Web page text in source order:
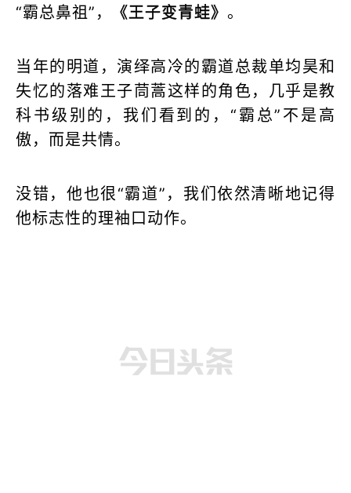
“霸总鼻祖”， 《王子变青蛙》 。
当年的明道，演绎高冷的霸道总裁单均昊和
失忆的落难王子茼蒿这样的角色，几乎是教
科书级别的，我们看到的，“霸总”不是高
傲，而是共情。
没错，他也很“霸道”，我们依然清晰地记得
他标志性的理袖口动作。